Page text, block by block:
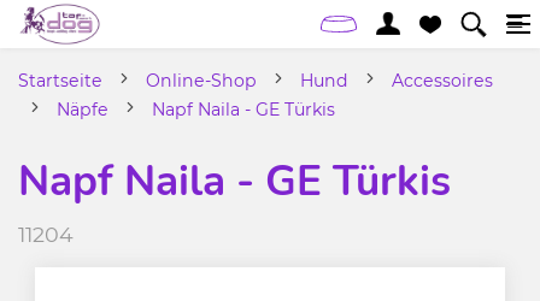
Startseite Online-Shop Hund
Accessoires
Näpfe
Napf Naila - GE Türkis
Napf Naila - GE Türkis
11204